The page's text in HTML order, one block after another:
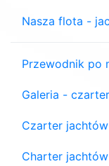
Nasza flota -
Przewodnik po
Galeria -
Czarter
Charter